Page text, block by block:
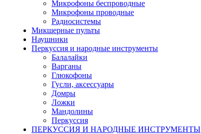
Микрофоны беспроводные
Микрофоны проводные
Радиосистемы
Микшерные пульты
Наушники
Перкуссия и народные инструменты
Балалайки
Варганы
Глюкофоны
Гусли, аксессуары
Домры
Ложки
Мандолины
Перкуссия
ПЕРКУССИЯ И НАРОДНЫЕ ИНСТРУМЕНТЫ